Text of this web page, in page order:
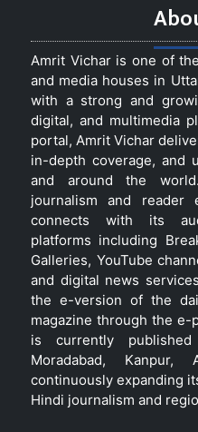
Amrit Vichar is one of
and media houses in
with a strong and
digital, and multimedia
portal, Amrit Vichar
in-depth coverage, and
and around the
journalism and reader
connects with its
platforms including
Galleries, YouTube
and digital news
the e-version of the
magazine through the e-
is currently
Moradabad, Kanpur,
continuously expanding
Hindi journalism and